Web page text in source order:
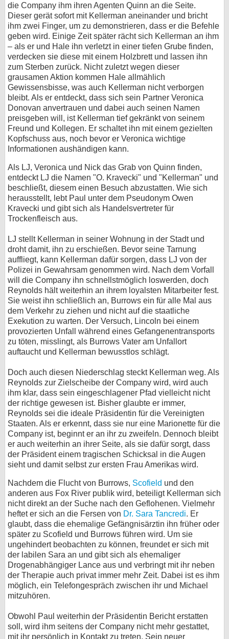
die Company ihm ihren Agenten Quinn an die Seite.
Dieser gerät sofort mit Kellerman aneinander und bricht
ihm zwei Finger, um zu demonstrieren, dass er die Befehle
geben wird. Einige Zeit später rächt sich Kellerman an ihm
– als er und Hale ihn verletzt in einer tiefen Grube finden,
verdecken sie diese mit einem Holzbrett und lassen ihn
zum Sterben zurück. Nicht zuletzt wegen dieser
grausamen Aktion kommen Hale allmählich
Gewissensbisse, was auch Kellerman nicht verborgen
bleibt. Als er entdeckt, dass sich sein Partner Veronica
Donovan anvertrauen und dabei auch seinen Namen
preisgeben will, ist Kellerman tief gekränkt von seinem
Freund und Kollegen. Er schaltet ihn mit einem gezielten
Kopfschuss aus, noch bevor er Veronica wichtige
Informationen aushändigen kann.
Als LJ, Veronica und Nick das Grab von Quinn finden,
entdeckt LJ die Namen "O. Kravecki" und "Kellerman" und
beschließt, diesem einen Besuch abzustatten. Wie sich
herausstellt, lebt Paul unter dem Pseudonym Owen
Kravecki und gibt sich als Handelsvertreter für
Trockenfleisch aus.
LJ stellt Kellerman in seiner Wohnung in der Stadt und
droht damit, ihn zu erschießen. Bevor seine Tarnung
auffliegt, kann Kellerman dafür sorgen, dass LJ von der
Polizei in Gewahrsam genommen wird. Nach dem Vorfall
will die Company ihn schnellstmöglich loswerden, doch
Reynolds hält weiterhin an ihrem loyalsten Mitarbeiter fest.
Sie weist ihn schließlich an, Burrows ein für alle Mal aus
dem Verkehr zu ziehen und nicht auf die staatliche
Exekution zu warten. Der Versuch, Lincoln bei einem
provozierten Unfall während eines Gefangenentransports
zu töten, misslingt, als Burrows Vater am Unfallort
auftaucht und Kellerman bewusstlos schlägt.
Doch auch diesen Niederschlag steckt Kellerman weg. Als
Reynolds zur Zielscheibe der Company wird, wird auch
ihm klar, dass sein eingeschlagener Pfad vielleicht nicht
der richtige gewesen ist. Bisher glaubte er immer,
Reynolds sei die ideale Präsidentin für die Vereinigten
Staaten. Als er erkennt, dass sie nur eine Marionette für die
Company ist, beginnt er an ihr zu zweifeln. Dennoch bleibt
er auch weiterhin an ihrer Seite, als sie dafür sorgt, dass
der Präsident einem tragischen Schicksal in die Augen
sieht und damit selbst zur ersten Frau Amerikas wird.
Nachdem die Flucht von Burrows, Scofield und den
anderen aus Fox River publik wird, beteiligt Kellerman sich
nicht direkt an der Suche nach den Geflohenen. Vielmehr
heftet er sich an die Fersen von Dr. Sara Tancredi. Er
glaubt, dass die ehemalige Gefängnisärztin ihn früher oder
später zu Scofield und Burrows führen wird. Um sie
ungehindert beobachten zu können, freundet er sich mit
der labilen Sara an und gibt sich als ehemaliger
Drogenabhängiger Lance aus und verbringt mit ihr neben
der Therapie auch privat immer mehr Zeit. Dabei ist es ihm
möglich, ein Telefongespräch zwischen ihr und Michael
mitzuhören.
Obwohl Paul weiterhin der Präsidentin Bericht erstatten
soll, wird ihm seitens der Company nicht mehr gestattet,
mit ihr persönlich in Kontakt zu treten. Sein neuer